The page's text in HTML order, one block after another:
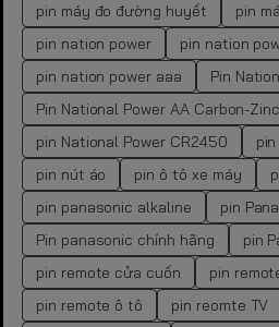
pin máy đo đường huyết
pin
pin nation power
pin nation
pin nation power aaa
Pin
Pin National Power AA Carbon-Zinc
pin National Power CR2450
pin nút áo
pin ô tô xe máy
pin panasonic alkaline
pin
Pin panasonic chính hãng
pin
pin remote cửa cuốn
pin
pin remote ô tô
pin reomte TV